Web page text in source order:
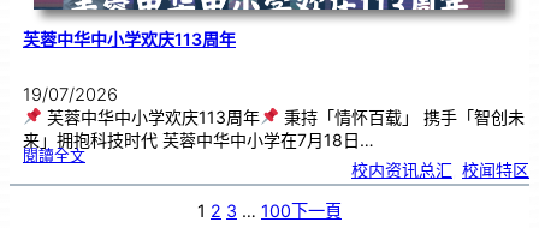
芙蓉中华中小学欢庆113周年
19/07/2026
芙蓉中华中小学欢庆113周年
秉持「情怀百载」 携手「智创未
来」拥抱科技时代 芙蓉中华中小学在7月18日…
閱讀全文:芙
华
校内资讯总汇 校闻特区
1 2 3 … 100下一頁